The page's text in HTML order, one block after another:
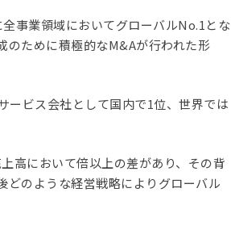
事業領域においてグローバルNo.1とな
のために積極的なM&Aが行われた形
ービス会社として国内で1位、世界では
高において倍以上の差があり、その背
どのような経営戦略によりグローバル